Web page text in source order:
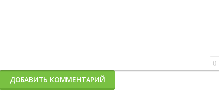
0
ДОБАВИТЬ КОММЕНТАРИЙ